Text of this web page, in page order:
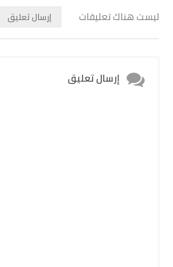
ليست هناك تعليقات إرسال تعليق
إرسال تعليق